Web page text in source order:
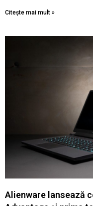
Citește mai mult »
Alienware lansează